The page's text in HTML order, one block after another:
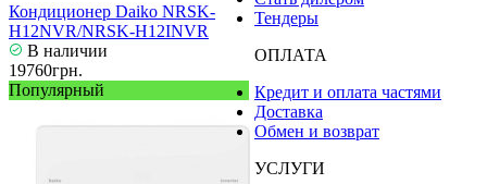
Кондиционер Daiko NRSK-
H12NVR/NRSK-H12INVR
В наличии
19760грн.
Популярный
Тендеры
ОПЛАТА
Кредит и оплата частями
Доставка
Обмен и возврат
УСЛУГИ